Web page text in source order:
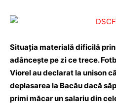
Situaţia materială dificilă
adânceşte pe zi ce trece.
Viorel au declarat la unison
deplasarea la Bacău dacă
primi măcar un salariu din